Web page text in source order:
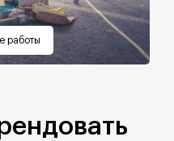
работы